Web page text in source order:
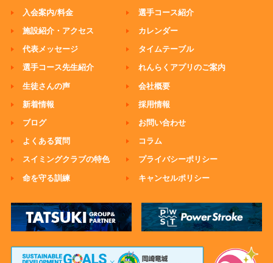
入会案内/料金
施設紹介・アクセス
代表メッセージ
選手コース先生紹介
生徒さんの声
新着情報
ブログ
よくある質問
スイミングクラブの特色
命を守る訓練
選手コース紹介
カレンダー
タイムテーブル
れんらくアプリのご案内
会社概要
採用情報
お問い合わせ
コラム
プライバシーポリシー
キャンセルポリシー